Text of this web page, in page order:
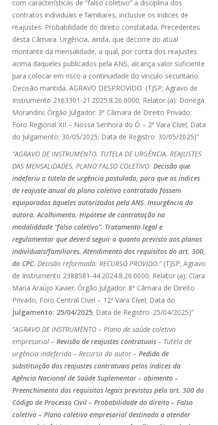
com características de “falso coletivo” a disciplina dos
contratos individuais e familiares, inclusive os índices de
reajustes. Probabilidade do direito constatada. Precedentes
desta Câmara. Urgência, ainda, que decorre do atual
montante da mensalidade, a qual, por conta dos reajustes
acima daqueles publicados pela ANS, alcança valor suficiente
para colocar em risco a continuidade do vínculo securitário.
Decisão mantida. AGRAVO DESPROVIDO. (TJSP; Agravo de
Instrumento 2163301-21.2025.8.26.0000; Relator (a): Donegá
Morandini; Órgão Julgador: 3ª Câmara de Direito Privado;
Foro Regional XII – Nossa Senhora do Ó – 2ª Vara Cível; Data
do Julgamento: 30/05/2025; Data de Registro: 30/05/2025)”
“AGRAVO DE INSTRUMENTO. TUTELA DE URGÊNCIA. REAJUSTES
DAS MENSALIDADES. PLANO FALSO COLETIVO. Decisão que
indeferiu a tutela de urgência postulada, para que os índices
de reajuste anual do plano coletivo contratado fossem
equiparados àqueles autorizados pela ANS. Insurgência da
autora. Acolhimento. Hipótese de contratação na
modaliddade “falso coletivo”. Tratamento legal e
regulamentar que deverá seguir o quanto previsto aos planos
individuais/familiares. Atendimento dos requisitos do art. 300,
do CPC. Decisão reformada. RECURSO PROVIDO.” (TJSP; Agravo
de Instrumento 2388581-44.2024.8.26.0000; Relator (a): Clara
Maria Araújo Xavier; Órgão Julgador: 8ª Câmara de Direito
Privado; Foro Central Cível – 12ª Vara Cível; Data do
Julgamento: 25/04/2025; Data de Registro: 25/04/2025)”
“AGRAVO DE INSTRUMENTO – Plano de saúde coletivo
empresarial – Revisão de reajustes contratuais – Tutela de
urgência indeferida – Recurso do autor – Pedido de
substituição dos reajustes contratuais pelos índices da
Agência Nacional de Saúde Suplementar – abimento –
Preenchimento dos requisitos legais previstos pelo art. 300 do
Código de Processo Civil – Probabilidade do direito – Falso
coletivo – Plano coletivo empresarial destinado a atender